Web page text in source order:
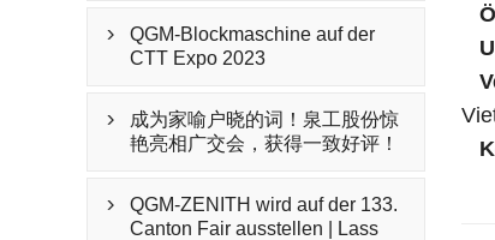

QGM-Blockmaschine auf der
CTT Expo 2023

成为家喻户晓的词！泉工股份惊
艳亮相广交会，获得一致好评！

QGM-ZENITH wird auf der 133.
Canton Fair ausstellen | Lass